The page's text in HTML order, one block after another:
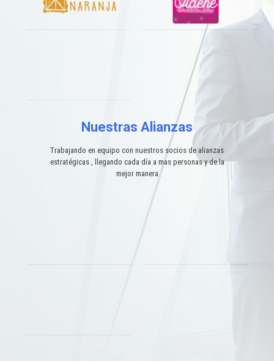
Nuestras Alianzas
Trabajando en equipo con nuestros socios de alianzas
estratégicas , llegando cada día a mas personas y de la
mejor manera